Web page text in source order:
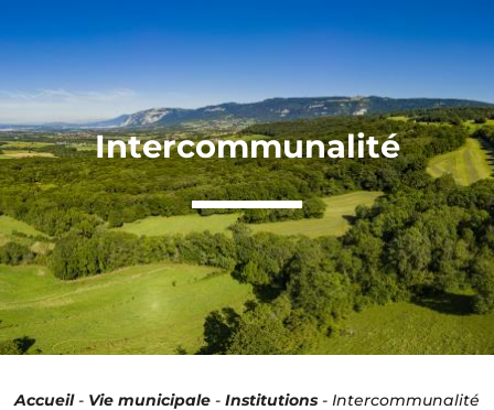
Intercommunalité
Accueil- Vie municipale - Institutions - Intercommunalité